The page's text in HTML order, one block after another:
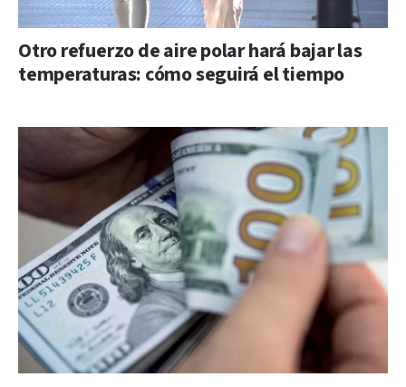
Otro refuerzo de aire polar hará bajar las
temperaturas: cómo seguirá el tiempo